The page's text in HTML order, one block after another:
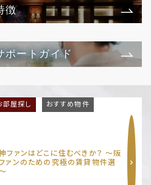
徴
ポートガイド
部屋探し おすすめ物件
ファンはどこに住むべきか？ 〜阪
ァンのための究極の賃貸物件選